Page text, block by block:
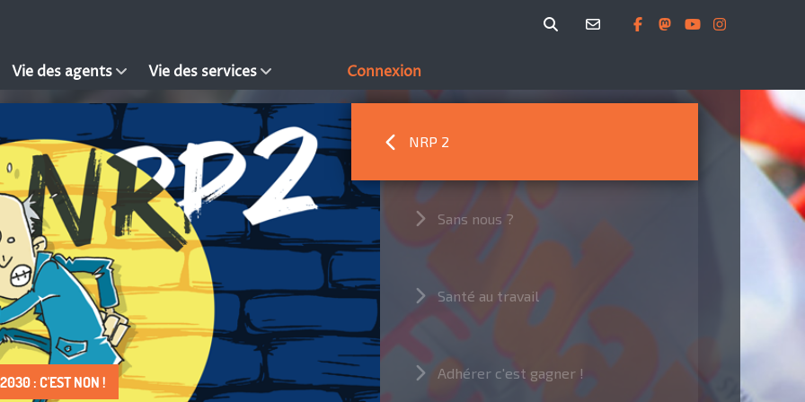
Vie des agents Vie des services Connexion
: C'EST NON !
DROIT À FAIRE VIVRE !
NRP 2
Sans nous ?
Santé au travail
Adhérer c'est gagner !